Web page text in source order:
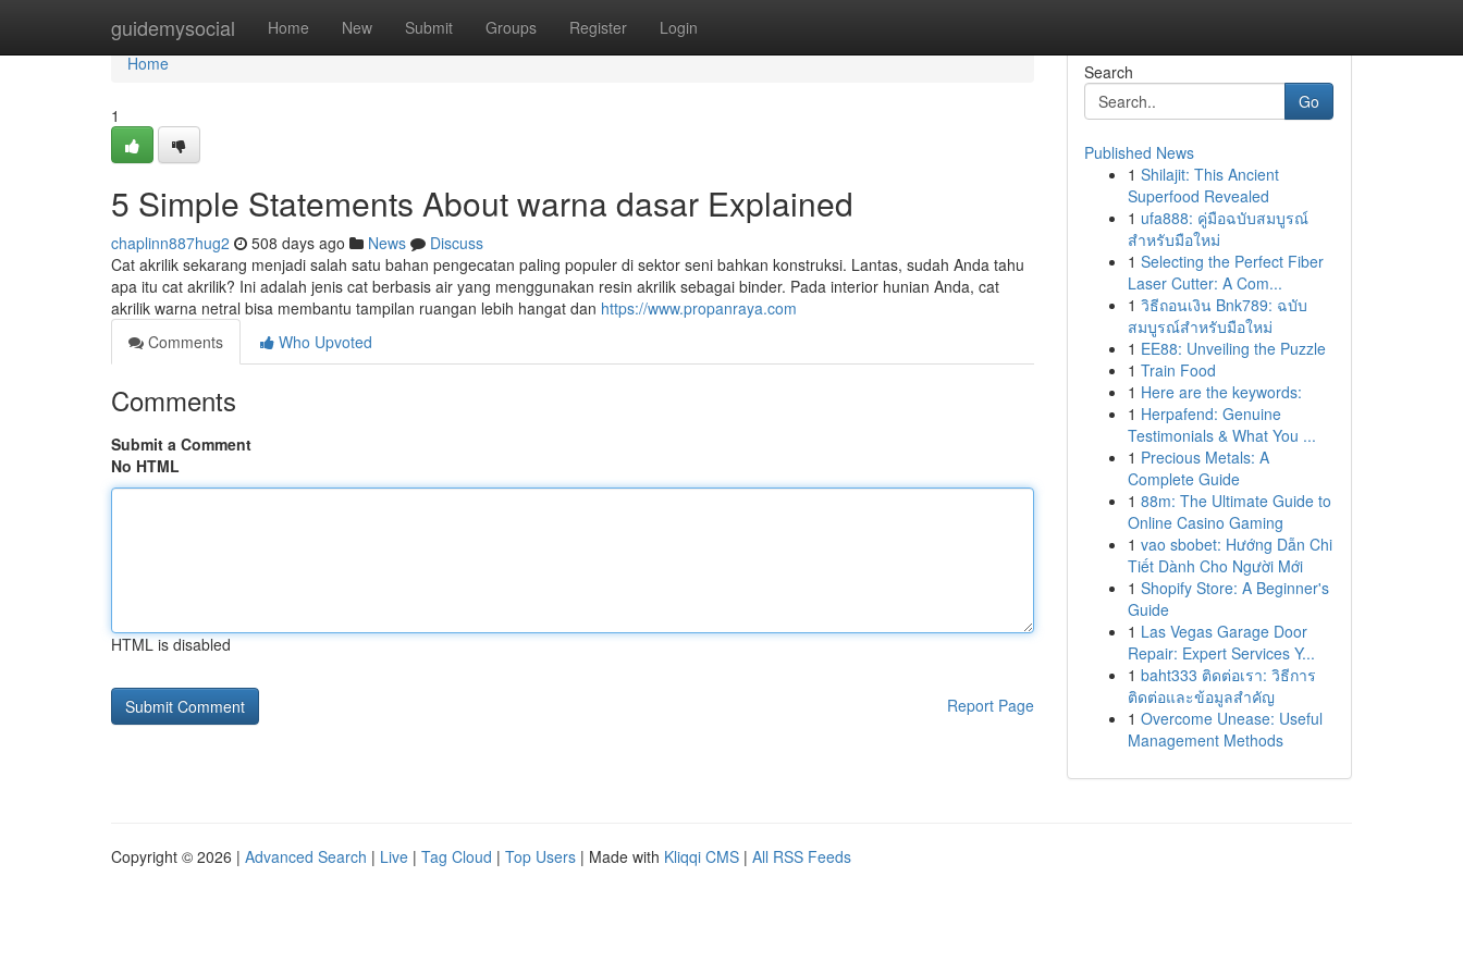
guidemysocial Home New Submit Groups Register Login
Home
Home
1
5 Simple Statements About warna dasar Explained
chaplinn887hug2 508 days ago News
Discuss
Cat akrilik sekarang menjadi salah satu bahan pengecatan paling populer di sektor seni bahkan konstruksi. Lantas, sudah Anda tahu
apa itu cat akrilik? Ini adalah jenis cat berbasis air yang menggunakan resin akrilik sebagai binder. Pada interior hunian Anda, cat
akrilik warna netral bisa membantu tampilan ruangan lebih hangat dan https://www.propanraya.com
Comments
Who Upvoted
Comments
Submit a Comment
No HTML
HTML is disabled
Report Page
Search
Go
Published News
1 Shilajit: This Ancient
Superfood Revealed
1 ufa888: คู่มือฉบับสมบูรณ์
สำหรับมือใหม่
1 Selecting the Perfect Fiber
Laser Cutter: A Com...
1 วิธีถอนเงิน Bnk789: ฉบับ
สมบูรณ์สำหรับมือใหม่
1 EE88: Unveiling the Puzzle
1 Train Food
1 Here are the keywords:
1 Herpafend: Genuine
Testimonials & What You ...
1 Precious Metals: A
Complete Guide
1 88m: The Ultimate Guide to
Online Casino Gaming
1 vao sbobet: Hướng Dẫn Chi
Tiết Dành Cho Người Mới
1 Shopify Store: A Beginner's
Guide
1 Las Vegas Garage Door
Repair: Expert Services Y...
1 baht333 ติดต่อเรา: วิธีการ
ติดต่อและข้อมูลสำคัญ
1 Overcome Unease: Useful
Management Methods
Copyright © 2026 | Advanced Search | Live | Tag Cloud | Top Users | Made with Kliqqi CMS | All RSS Feeds